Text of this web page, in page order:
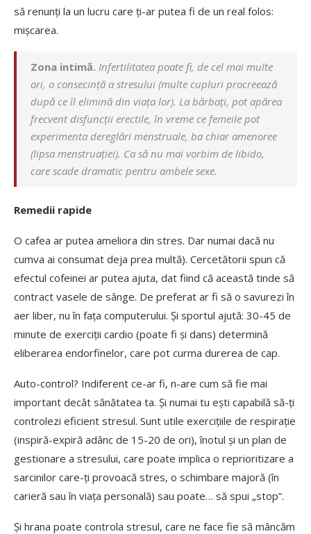
să renunți la un lucru care ți-ar putea fi de un real folos:
mișcarea.
Zona intimă. Infertilitatea poate fi, de cel mai multe
ori, o consecință a stresului (multe cupluri procreează
după ce îl elimină din viața lor). La bărbați, pot apărea
frecvent disfuncții erectile, în vreme ce femeile pot
experimenta dereglări menstruale, ba chiar amenoree
(lipsa menstruației). Ca să nu mai vorbim de libido,
care scade dramatic pentru ambele sexe.
Remedii rapide
O cafea ar putea ameliora din stres. Dar numai dacă nu
cumva ai consumat deja prea multă). Cercetătorii spun că
efectul cofeinei ar putea ajuta, dat fiind că această tinde să
contract vasele de sânge. De preferat ar fi să o savurezi în
aer liber, nu în fața computerului. Și sportul ajută: 30-45 de
minute de exerciții cardio (poate fi și dans) determină
eliberarea endorfinelor, care pot curma durerea de cap.
Auto-control? Indiferent ce-ar fi, n-are cum să fie mai
important decât sănătatea ta. Și numai tu ești capabilă să-ți
controlezi eficient stresul. Sunt utile exercițiile de respirație
(inspiră-expiră adânc de 15-20 de ori), înotul și un plan de
gestionare a stresului, care poate implica o reprioritizare a
sarcinilor care-ți provoacă stres, o schimbare majoră (în
carieră sau în viața personală) sau poate… să spui „stop”.
Și hrana poate controla stresul, care ne face fie să mâncăm